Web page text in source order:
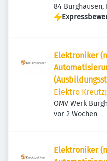
84 Burghausen,
Elektroniker
Elektro
OMV Werk
84489
Veröffentlicht
vor 2 Wochen
Elektroniker